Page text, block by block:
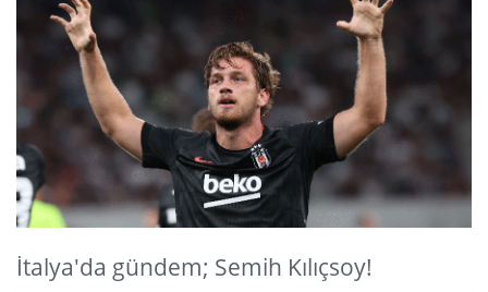
İtalya'da gündem; Semih Kılıçsoy!